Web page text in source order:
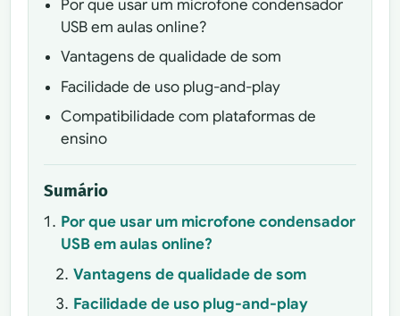
Por que usar um microfone condensador
USB em aulas online?
Vantagens de qualidade de som
Facilidade de uso plug-and-play
Compatibilidade com plataformas de
ensino
Sumário
Por que usar um microfone condensador
USB em aulas online?
Vantagens de qualidade de som
Facilidade de uso plug-and-play